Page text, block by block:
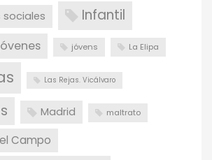
sociales Infantil
jóvens La Elipa
Las Rejas. Vicálvaro
Madrid maltrato
Campo